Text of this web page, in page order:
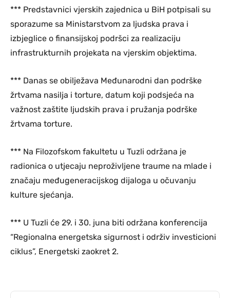
*** Predstavnici vjerskih zajednica u BiH potpisali su
sporazume sa Ministarstvom za ljudska prava i
izbjeglice o finansijskoj podršci za realizaciju
infrastrukturnih projekata na vjerskim objektima.
*** Danas se obilježava Međunarodni dan podrške
žrtvama nasilja i torture, datum koji podsjeća na
važnost zaštite ljudskih prava i pružanja podrške
žrtvama torture.
*** Na Filozofskom fakultetu u Tuzli održana je
radionica o utjecaju neproživljene traume na mlade i
značaju međugeneracijskog dijaloga u očuvanju
kulture sjećanja.
*** U Tuzli će 29. i 30. juna biti održana konferencija
“Regionalna energetska sigurnost i održiv investicioni
ciklus”, Energetski zaokret 2.